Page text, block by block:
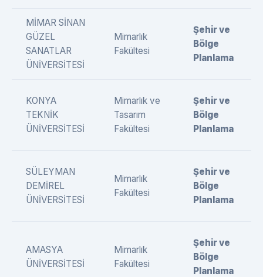
MİMAR SİNAN
GÜZEL
SANATLAR
ÜNİVERSİTESİ
Mimarlık
Fakültesi
Şehir ve
Bölge
Planlama
KONYA
TEKNİK
ÜNİVERSİTESİ
Mimarlık ve
Tasarım
Fakültesi
Şehir ve
Bölge
Planlama
SÜLEYMAN
DEMİREL
ÜNİVERSİTESİ
Mimarlık
Fakültesi
Şehir ve
Bölge
Planlama
AMASYA
ÜNİVERSİTESİ
Mimarlık
Fakültesi
Şehir ve
Bölge
Planlama